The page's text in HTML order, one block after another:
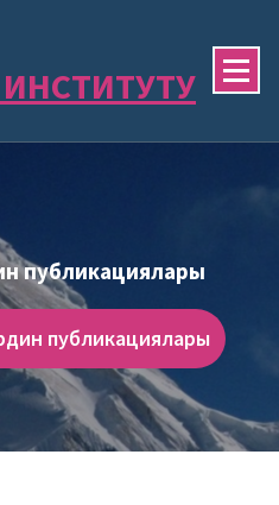
публикациялары
публикациялары